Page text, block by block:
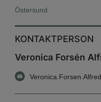
Östersund
KONTAKTPERSON
Veronica Forsén